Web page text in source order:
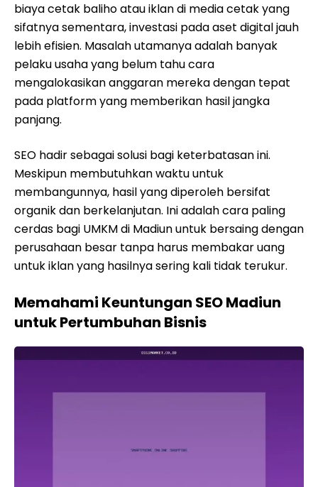
biaya cetak baliho atau iklan di media cetak yang
sifatnya sementara, investasi pada aset digital jauh
lebih efisien. Masalah utamanya adalah banyak
pelaku usaha yang belum tahu cara
mengalokasikan anggaran mereka dengan tepat
pada platform yang memberikan hasil jangka
panjang.
SEO hadir sebagai solusi bagi keterbatasan ini.
Meskipun membutuhkan waktu untuk
membangunnya, hasil yang diperoleh bersifat
organik dan berkelanjutan. Ini adalah cara paling
cerdas bagi UMKM di Madiun untuk bersaing dengan
perusahaan besar tanpa harus membakar uang
untuk iklan yang hasilnya sering kali tidak terukur.
Memahami Keuntungan SEO Madiun
untuk Pertumbuhan Bisnis